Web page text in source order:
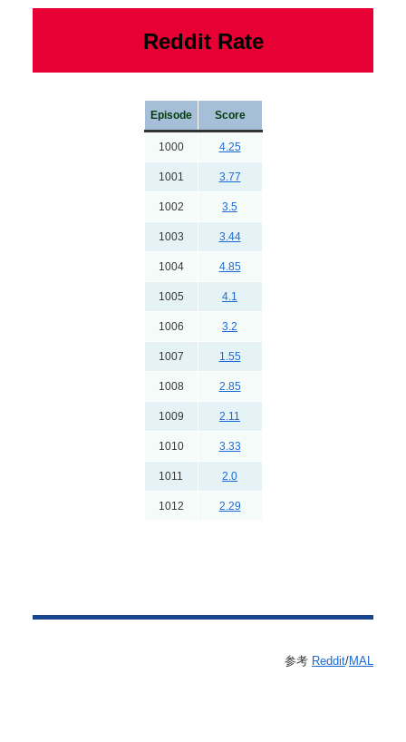
Reddit Rate
Episode Score
1000 4.25
1001 3.77
1002 3.5
1003 3.44
1004 4.85
1005 4.1
1006 3.2
1007 1.55
1008 2.85
1009 2.11
1010 3.33
1011 2.0
1012 2.29
参考 Reddit/MAL